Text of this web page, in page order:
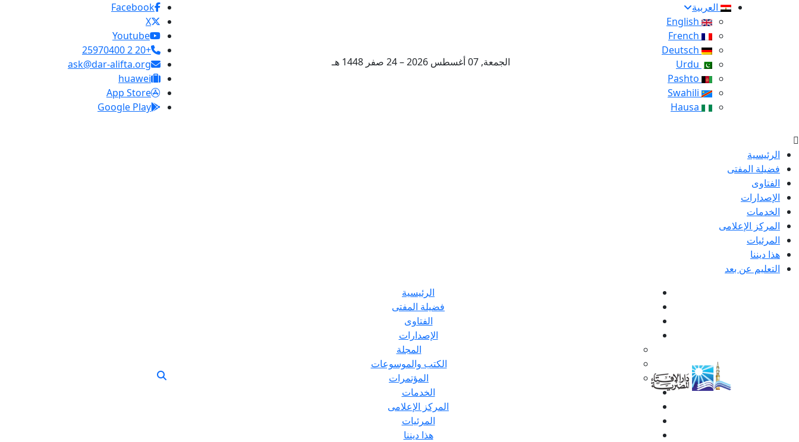
العربية
الجمعة, 07 أغسطس 2026 – 24 صفر 1448 هـ
Facebook
X
Youtube
+20 2 25970400
ask@dar-alifta.org
huawei
App Store
Google Play
الرئيسية
فضيلة المفتى
الفتاوى
الإصدارات
الخدمات
المركز الإعلامى
المرئيات
هذا ديننا
التعليم عن بعد
الرئيسية
فضيلة المفتى
الفتاوى
الإصدارات
المجلة
الكتب والموسوعات
المؤتمرات
الخدمات
المركز الإعلامى
المرئيات
هذا ديننا